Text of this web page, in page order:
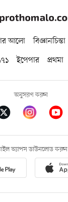
আলো বিজ্ঞানচিন্তা
ইপেপার প্রথমা
অনুসরণ করুন
অ্যাপস ডাউনলোড করুন